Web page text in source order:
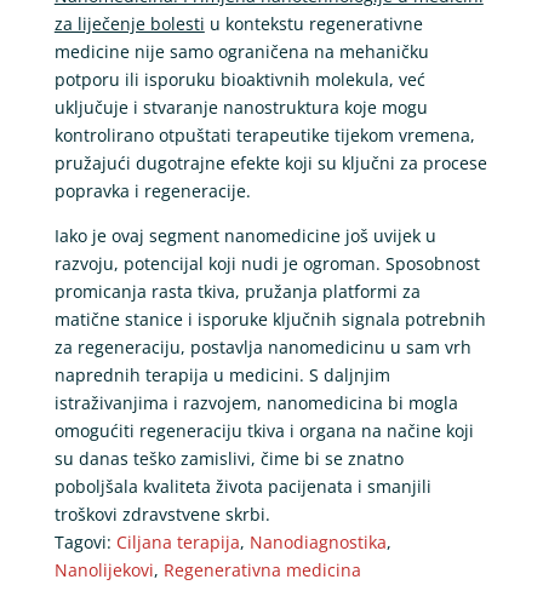
za liječenje bolesti u kontekstu regenerativne
medicine nije samo ograničena na mehaničku
potporu ili isporuku bioaktivnih molekula, već
uključuje i stvaranje nanostruktura koje mogu
kontrolirano otpuštati terapeutike tijekom vremena,
pružajući dugotrajne efekte koji su ključni za procese
popravka i regeneracije.
Iako je ovaj segment nanomedicine još uvijek u
razvoju, potencijal koji nudi je ogroman. Sposobnost
promicanja rasta tkiva, pružanja platformi za
matične stanice i isporuke ključnih signala potrebnih
za regeneraciju, postavlja nanomedicinu u sam vrh
naprednih terapija u medicini. S daljnjim
istraživanjima i razvojem, nanomedicina bi mogla
omogućiti regeneraciju tkiva i organa na načine koji
su danas teško zamislivi, čime bi se znatno
poboljšala kvaliteta života pacijenata i smanjili
troškovi zdravstvene skrbi.
Tagovi: Ciljana terapija, Nanodiagnostika,
Nanolijekovi, Regenerativna medicina